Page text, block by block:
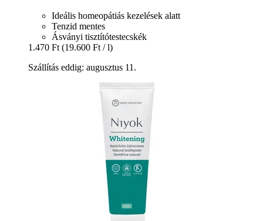
Ideális homeopátiás kezelések alatt
Tenzid mentes
Ásványi tisztítótestecskék
1.470 Ft (19.600 Ft / l)
Szállítás eddig: augusztus 11.